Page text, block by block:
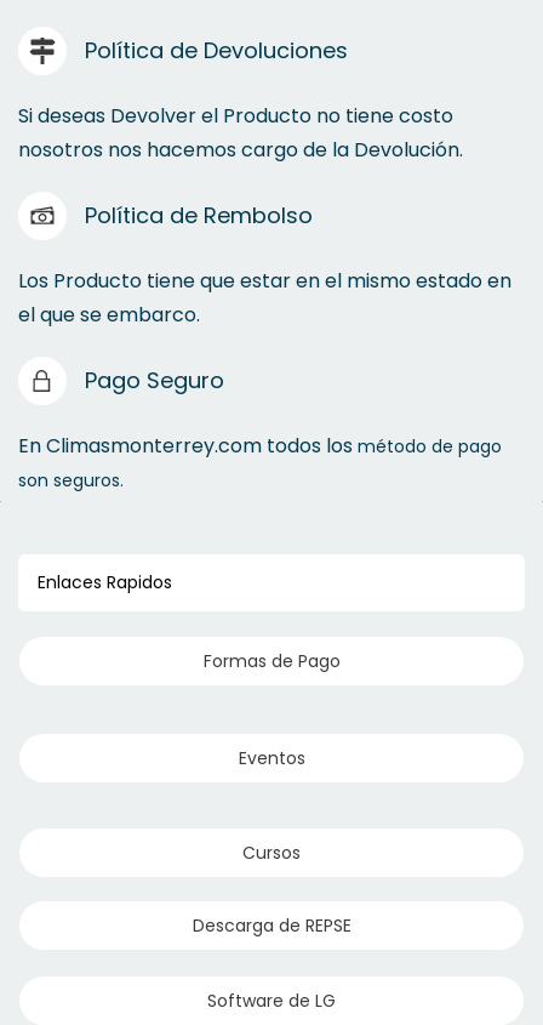
Lamparas Ahorradoras y de Halógeno
Luces de Noche y Lamparas de Escritorio
Política de Devoluciones
Si deseas Devolver el Producto no tiene costo
nosotros nos hacemos cargo de la Devolución.
Política de Rembolso
Los Producto tiene que estar en el mismo estado en
el que se embarco.
Pago Seguro
En Climasmonterrey.com todos los método de pago
son seguros.
Enlaces Rapidos
Formas de Pago
Eventos
Cursos
Descarga de REPSE
Software de LG